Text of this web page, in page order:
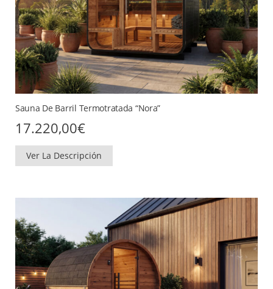
Sauna De Barril Termotratada “Nora”
17.220,00€
Ver La Descripción